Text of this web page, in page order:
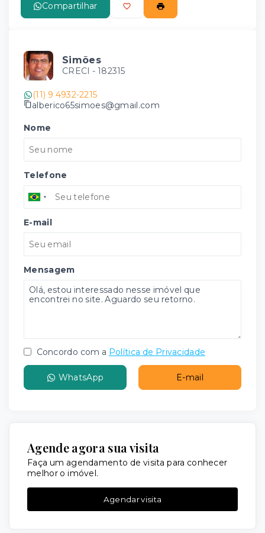
Compartilhar
Simões
CRECI - 182315
(11) 9 4932-2215
alberico65simoes@gmail.com
Nome
Telefone
E-mail
Mensagem
Concordo com a Política de Privacidade
WhatsApp E-mail
Agende agora sua visita
Faça um agendamento de visita para conhecer
melhor o imóvel.
Agendar visita